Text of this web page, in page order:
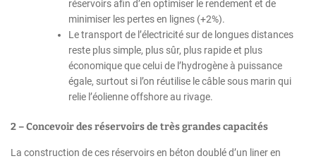
réservoirs afin d’en optimiser le rendement et de
minimiser les pertes en lignes (+2%).
Le transport de l’électricité sur de longues distances
reste plus simple, plus sûr, plus rapide et plus
économique que celui de l’hydrogène à puissance
égale, surtout si l’on réutilise le câble sous marin qui
relie l’éolienne offshore au rivage.
2 – Concevoir des réservoirs de très grandes capacités
La construction de ces réservoirs en béton doublé d’un liner en